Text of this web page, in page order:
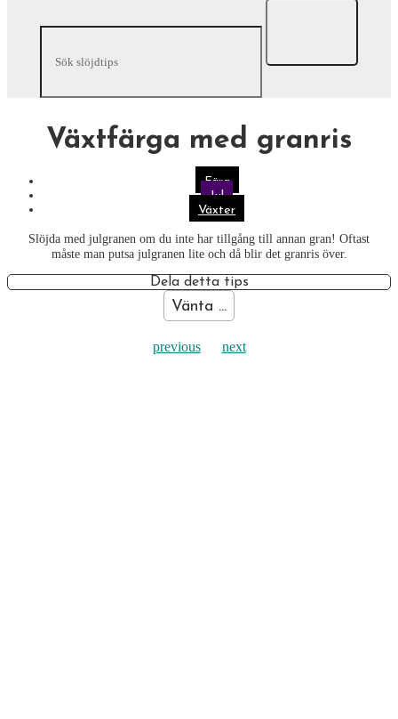
Växtfärga med granris
Färg
Jul
Växter
Slöjda med julgranen om du inte har tillgång till annan gran! Oftast
måste man putsa julgranen lite och då blir det granris över.
Dela detta tips
Vänta ...
previous next